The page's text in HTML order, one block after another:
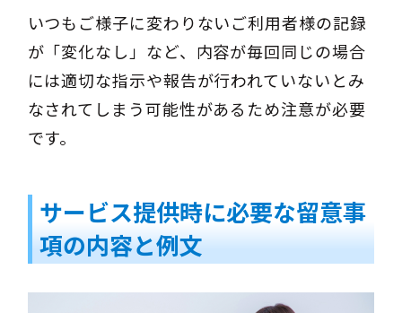
いつもご様子に変わりないご利用者様の記録
が「変化なし」など、内容が毎回同じの場合
には適切な指示や報告が行われていないとみ
なされてしまう可能性があるため注意が必要
です。
サービス提供時に必要な留意事
項の内容と例文